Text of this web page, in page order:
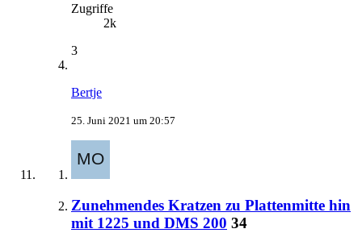
Zugriffe
2k
3
Bertje
25. Juni 2021 um 20:57
Zunehmendes Kratzen zu Plattenmitte hin
mit 1225 und DMS 200 34